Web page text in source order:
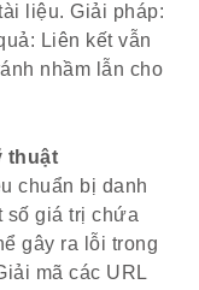
liệu. Giải pháp:
Liên kết vẫn
nhầm lẫn cho
thuật
chuẩn bị danh
số giá trị chứa
gây ra lỗi trong
mã các URL